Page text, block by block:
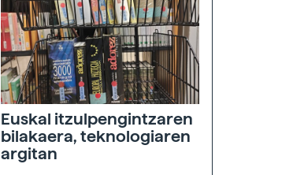
Euskal itzulpengintzaren
bilakaera, teknologiaren
argitan